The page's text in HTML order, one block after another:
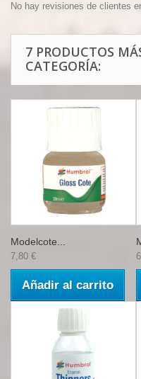
No hay revisiones de clientes
7 PRODUCTOS
CATEGORÍA:
Modelcote...
7,80 €
Añadir al carrito